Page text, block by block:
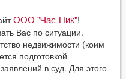
ООО "Час-Пик"!
Вас по ситуации.
недвижимости (коим
подготовкой
в суд. Для этого